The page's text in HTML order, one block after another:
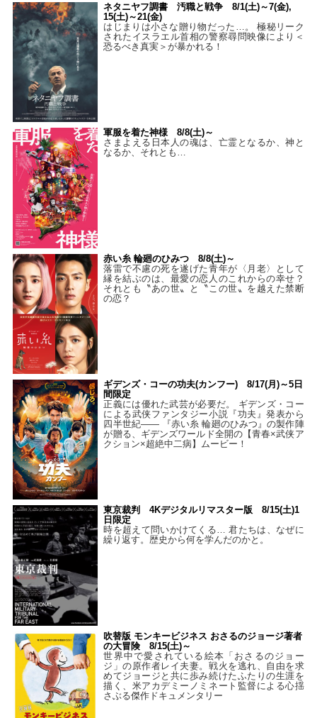
ネタニヤフ調書 汚職と戦争 8/1(土)～7(金),
15(土)～21(金)
はじまりは小さな贈り物だった…。 極秘リーク
されたイスラエル首相の警察尋問映像により＜
恐るべき真実＞が暴かれる！
軍服を着た神様 8/8(土)～
さまよえる日本人の魂は、亡霊となるか、神と
なるか、それとも…
赤い糸 輪廻のひみつ 8/8(土)～
落雷で不慮の死を遂げた青年が〈月老〉として
縁を結ぶのは、最愛の恋人のこれからの幸せ？
それとも〝あの世〟と〝この世〟を越えた禁断
の恋？
ギデンズ・コーの功夫(カンフー) 8/17(月)～5日
間限定
正義には優れた武芸が必要だ。 ギデンズ・コー
による武侠ファンタジー小説『功夫』発表から
四半世紀―― 『赤い糸 輪廻のひみつ』の製作陣
が贈る、ギデンズワールド全開の【青春×武侠ア
クション×超絶中二病】ムービー！
東京裁判 4Kデジタルリマスター版 8/15(土)1
日限定
時を超えて問いかけてくる… 君たちは、なぜに
繰り返す。歴史から何を学んだのかと。
吹替版 モンキービジネス おさるのジョージ著者
の大冒険 8/15(土)～
世界中で愛されている絵本「おさるのジョー
ジ」の原作者レイ夫妻。戦火を逃れ、自由を求
めてジョージと共に歩み続けたふたりの生涯を
描く、米アカデミーノミネート監督による心揺
さぶる傑作ドキュメンタリー